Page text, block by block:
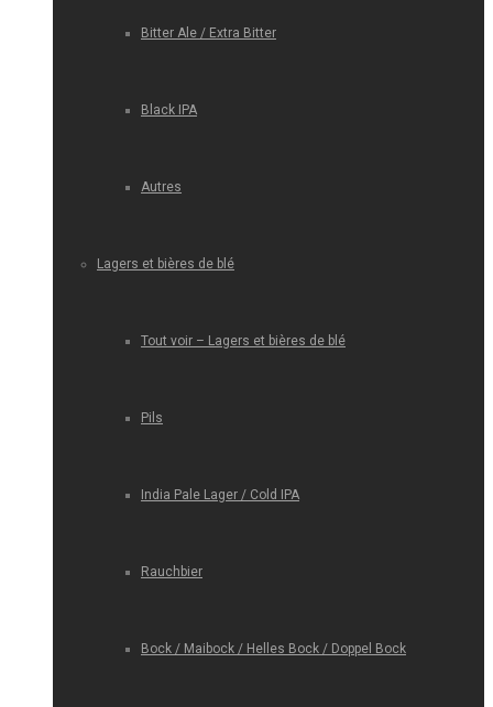
Bitter Ale / Extra Bitter
Black IPA
Autres
Lagers et bières de blé
Tout voir – Lagers et bières de blé
Pils
India Pale Lager / Cold IPA
Rauchbier
Bock / Maibock / Helles Bock / Doppel Bock